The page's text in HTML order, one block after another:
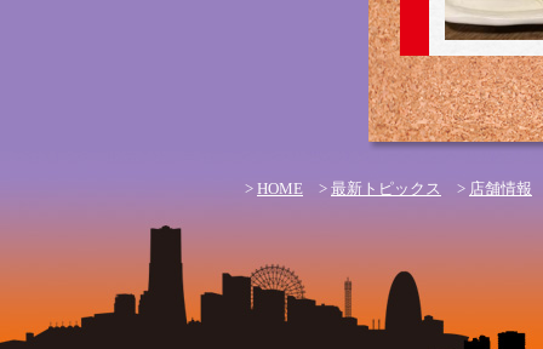
> HOME > 最新トピックス > 店舗情報